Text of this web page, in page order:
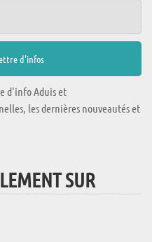
d'info Aduis et
les dernières nouveautés et
SUR